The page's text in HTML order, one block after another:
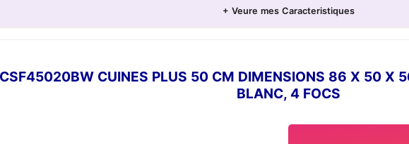
+ Veure mes Caracteristiques
CUINES PLUS 50 CM DIMENSIONS 86 X 50 X
BLANC, 4 FOCS